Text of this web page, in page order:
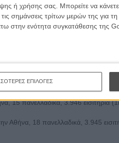
ή χρήσης σας. Μπορείτε να
σημάνσεις τρίτων μερών της
στην ενότητα συγκατάθεσης της
ΕΠΙΛΟΓΕΣ
στην Αθήνα, 4.878 εισιτήρια (2η
4.253 εισιτήρια (5η εβδ.) /
Αθήνα, 30 πανελλαδικά, 3.955
15 πανελλαδικά, 3.946 εισιτήρια
Αθήνα, 18 πανελλαδικά, 3.945